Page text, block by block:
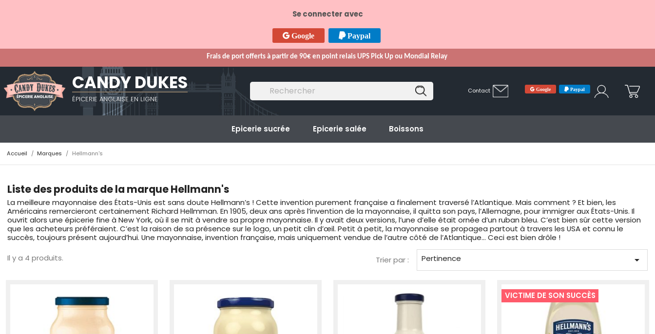
Se connecter avec
Google Paypal
Frais de port offerts à partir de 90€ en point relais UPS Pick Up ou Mondial Relay
CANDY DUKES
ÉPICERIE ANGLAISE EN LIGNE
Contact Google Paypal
Epicerie sucrée Epicerie salée Boissons
Accueil Marques Hellmann's
Liste des produits de la marque Hellmann's
La meilleure mayonnaise des États-Unis est sans doute Hellmann’s ! Cette invention purement française a finalement traversé l’Atlantique. Mais comment ? Et bien, les
Américains remercieront certainement Richard Hellmman. En 1905, deux ans après l’invention de la mayonnaise, il quitta son pays, l’Allemagne, pour immigrer aux États-Unis. Il
ouvrit alors une épicerie fine à New York, où il se mit à vendre sa propre mayonnaise. Il y avait deux versions, l’une d’elle était ornée d’un ruban bleu. C’est bien sûr cette version
que les acheteurs préféraient. C’est la raison de sa présence sur le logo, un petit clin d’œil. Petit à petit, la mayonnaise se propagea partout à travers les USA et connu le
succès, toujours présent aujourd’hui. Une mayonnaise, invention française, mais uniquement vendue de l’autre côté de l’Atlantique… Ceci est bien drôle !
Il y a 4 produits. Trier par : Pertinence 
VICTIME DE SON SUCCÈS